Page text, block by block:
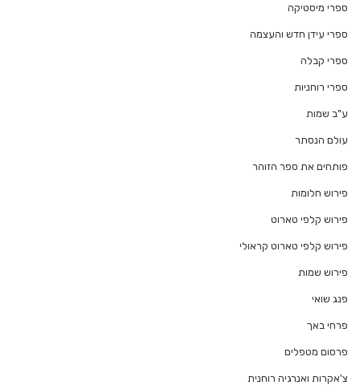
ספרי מיסטיקה
ספרי עידן חדש והעצמה
ספרי קבלה
ספרי רוחניות
ע"ב שמות
עולם הנסתר
פותחים את ספר הזוהר
פירוש חלומות
פירוש קלפי טארוט
פירוש קלפי טארוט קראולי
פירוש שמות
פנג שואי
פרחי באך
פרסום מטפלים
צ'אקרות ואנרגיה רוחנית